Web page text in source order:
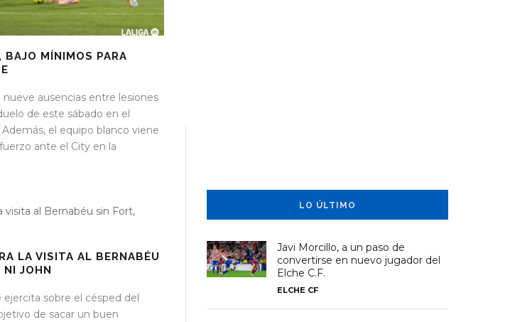
BAJO MÍNIMOS PARA
ausencias entre lesiones
de este sábado en el
el equipo blanco viene
ante el City en la
LA VISITA AL BERNABÉU
JOHN
ejercita sobre el césped del
de sacar un buen
LO ÚLTIMO
Javi Morcillo, a un paso de
convertirse en nuevo jugador del
Elche C.F.
ELCHE CF